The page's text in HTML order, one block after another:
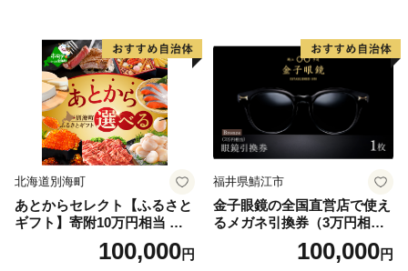
北海道別海町
あとからセレクト【ふるさと
ギフト】寄附10万円相当 あ
とから選べる！ ギフト いく
ら ほたて 海鮮 牛肉 別海町
100,000円
福井県鯖江市
金子眼鏡の全国直営店で使え
るメガネ引換券（3万円相
100,000円